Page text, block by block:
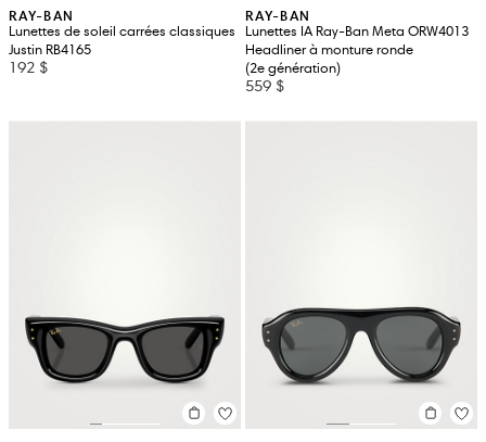
RAY-BAN
Lunettes de soleil carrées classiques
Justin RB4165
192 $
RAY-BAN
Lunettes IA Ray-Ban Meta ORW4013
Headliner à monture ronde
(2e génération)
559 $